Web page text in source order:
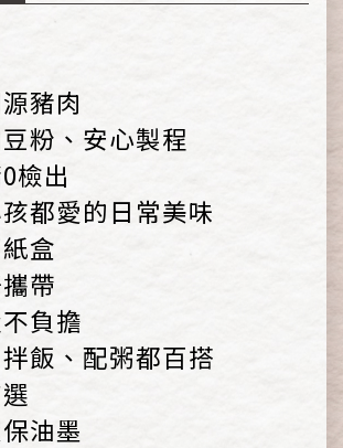
豬肉
粉、安心製程
檢出
都愛的日常美味
盒
帶
負擔
飯、配粥都百搭
油墨